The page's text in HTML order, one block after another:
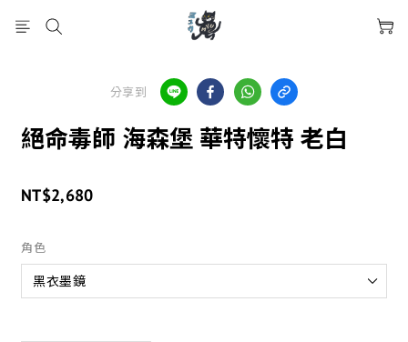
分享到
絕命毒師 海森堡 華特懷特 老白
NT$2,680
角色